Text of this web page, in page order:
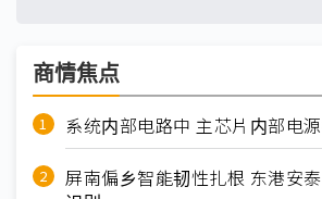
商情焦点
系统内部电路中 主芯片内部电
屏南偏乡智能韧性扎根 东港安